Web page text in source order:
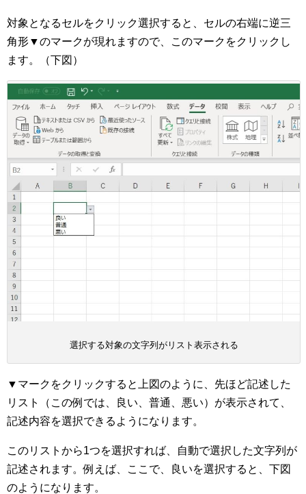
対象となるセルをクリック選択すると、セルの右端に逆三
角形▼のマークが現れますので、このマークをクリックし
ます。（下図）
選択する対象の文字列がリスト表示される
▼マークをクリックすると上図のように、先ほど記述した
リスト（この例では、良い、普通、悪い）が表示されて、
記述内容を選択できるようになります。
このリストから1つを選択すれば、自動で選択した文字列が
記述されます。例えば、ここで、良いを選択すると、下図
のようになります。